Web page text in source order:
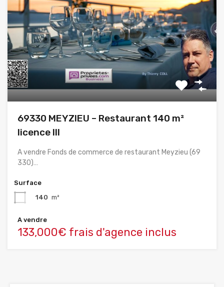
69330 MEYZIEU – Restaurant 140 m²
licence III
A vendre Fonds de commerce de restaurant Meyzieu (69
330)…
Surface
140 m²
A vendre
133,000€ frais d'agence inclus